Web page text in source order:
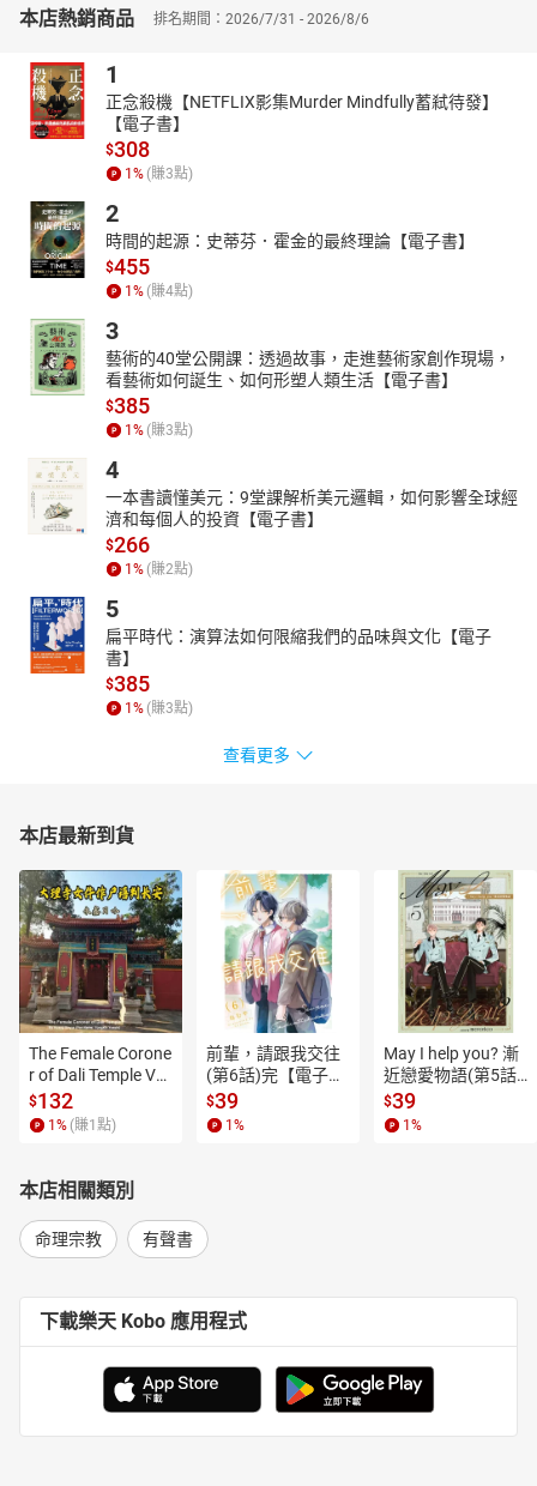
體「好評影響力」獲得第5名，廣受各方讚賞。
如日本東京國立新美術館、羅浮宮卡爾塞廳、國父紀念館、中正紀
念堂等地盛大展出，深獲廣大迴響與好評。
此外，雨揚老師創還辦「雨揚慈善基金會」，熱心投身公益活動，
提供清寒獎助學金給家境貧困的學子，並送愛心米給低收入戶及關
懷獨居老人，更捐贈上萬餘件防疫物資挺醫護人員，及捐物資至各
社福機關。行善不落人後，希望能藉此拋磚引玉，推動正能量的美
好理念，將愛和溫暖傳至社會各角落。
◎學經歷：
北京中醫藥大學醫學博士
中華民國中醫抗衰老醫學會顧問
台灣最受歡迎的資深媒體命理大師
◎目前更創下數種「第一位」命理大師記錄：
第一位將命理與科技結合的命理大師
第一位在台灣《聯合報》專欄執筆二十餘年
第一位受邀於Intel演講的命理大師
第一位也是目前唯一代言世界知名的微軟軟體
◎畫作參展記錄：
2018年 西藏宗教文化展
2018年 法國巴黎左岸古堡現代藝術展
2019年 國父紀念館黃明櫻教授師生油畫聯展
2019年 法國巴黎羅浮宮卡爾塞廳國際藝術沙龍博覽會
2019年 西藏宗教文化展
2020年 中正紀念堂時代魅力三人展
◎現任：
雨揚國際董事長
台北市雲林同鄉會副理事長
本店熱銷商品 排名期間：2026/7/31 - 2026/8/6
1
正念殺機【NETFLIX影集Murder Mindfully蓄弒待發】
【電子書】
$308
1 % (賺3點)
2
時間的起源：史蒂芬．霍金的最終理論【電子書】
$455
1 % (賺4點)
3
藝術的40堂公開課：透過故事，走進藝術家創作現場，
看藝術如何誕生、如何形塑人類生活【電子書】
$385
1 % (賺3點)
4
一本書讀懂美元：9堂課解析美元邏輯，如何影響全球經
濟和每個人的投資【電子書】
$266
1 % (賺2點)
5
扁平時代：演算法如何限縮我們的品味與文化【電子
書】
$385
1 % (賺3點)
查看更多
本店最新到貨
The Female Corone
r of Dali Temple Vo
l.6【有聲書】
$132
1 % (賺1 點)
前輩，請跟我交往
(第6話)完【電子
書】
$39
1 %
May I help you? 漸
近戀愛物語(第5話)
【電子書】
$39
1 %
本店相關類別
命理宗教 有聲書
下載樂天 Kobo 應用程式